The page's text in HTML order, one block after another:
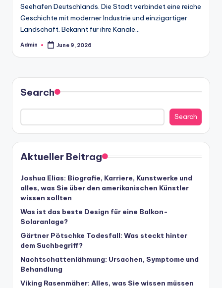
Seehafen Deutschlands. Die Stadt verbindet eine reiche
Geschichte mit moderner Industrie und einzigartiger
Landschaft. Bekannt für ihre Kanäle…
Posted
Admin June 9, 2026
Search
Search
Aktueller Beitrag
Joshua Elias: Biografie, Karriere, Kunstwerke und
alles, was Sie über den amerikanischen Künstler
wissen sollten
Was ist das beste Design für eine Balkon-
Solaranlage?
Gärtner Pötschke Todesfall: Was steckt hinter
dem Suchbegriff?
Nachtschattenlähmung: Ursachen, Symptome und
Behandlung
Viking Rasenmäher: Alles, was Sie wissen müssen